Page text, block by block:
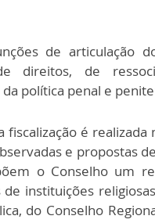
de articulação
direitos, de
política penal e
é realizada
e propostas
o Conselho um
instituições
do Conselho